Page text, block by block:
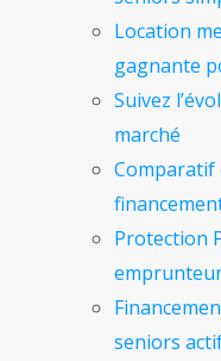
Location
gagnante
Suivez
marché
Comparatif
Protection
seniors